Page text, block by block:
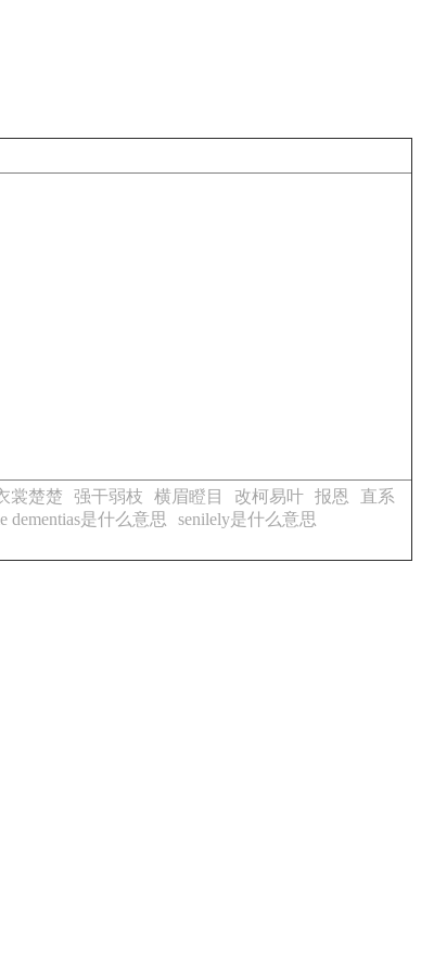
裳楚楚 强干弱枝 横眉瞪目 改柯易叶 报恩
直系
dementias是什么意思
senilely是什么意思